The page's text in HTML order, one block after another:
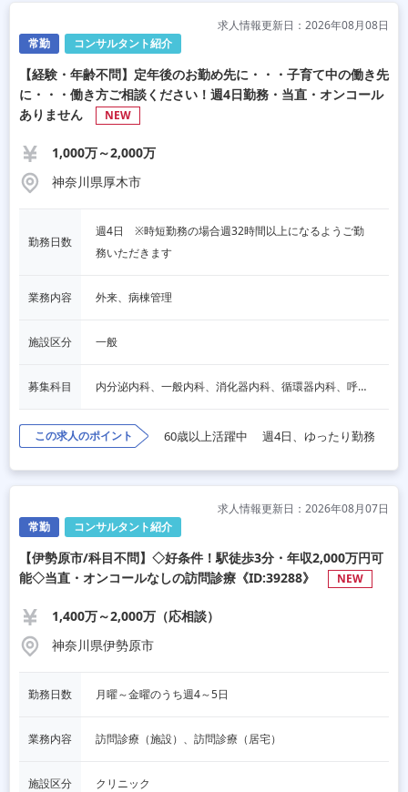
常勤 コンサルタント紹介
求人情報更新日：2026年08月08日
【経験・年齢不問】定年後のお勤め先に・・・子育て中の働き先
に・・・働き方ご相談ください！週4日勤務・当直・オンコール
ありません
NEW
1,000万～2,000万
神奈川県厚木市
勤務日数
週4日　※時短勤務の場合週32時間以上になるようご勤
務いただきます
業務内容 外来、病棟管理
施設区分 一般
募集科目 内分泌内科、一般内科、消化器内科、循環器内科、呼吸器内科、血液内科、心療内科、脳神経内科、老人内科、一般外科、消化器外科、脳神経外科、整形外科
この求人のポイント 60歳以上活躍中 週4日、ゆったり勤務
常勤 コンサルタント紹介
求人情報更新日：2026年08月07日
【伊勢原市/科目不問】◇好条件！駅徒歩3分・年収2,000万円可
能◇当直・オンコールなしの訪問診療《ID:39288》
NEW
1,400万～2,000万（応相談）
神奈川県伊勢原市
勤務日数 月曜～金曜のうち週4～5日
業務内容 訪問診療（施設）、訪問診療（居宅）
施設区分 クリニック